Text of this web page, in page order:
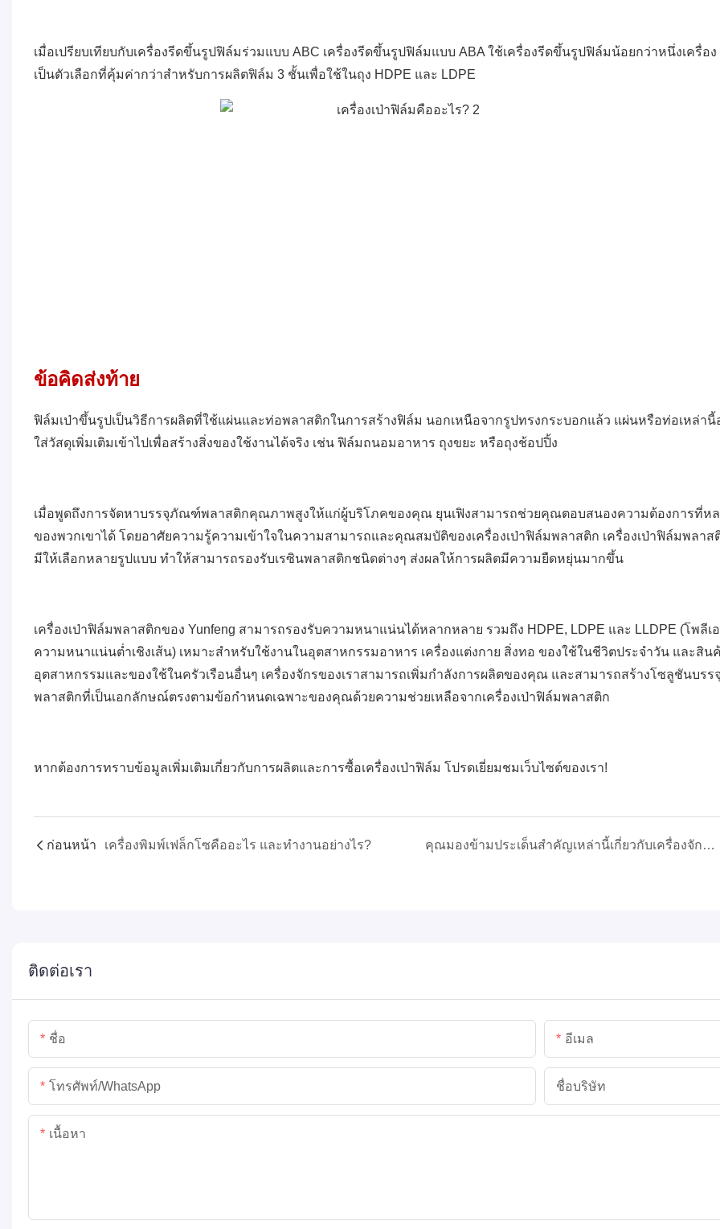
เมื่อเปรียบเทียบกับเครื่องรีดขึ้นรูปฟิล์มร่วมแบบ ABC เครื่องรีดขึ้นรูปฟิล์มแบบ ABA ใช้เครื่องรีดขึ้นรูปฟิล์มน้อยกว่าหนึ่งเครื่อง
เป็นตัวเลือกที่คุ้มค่ากว่าสำหรับการผลิตฟิล์ม 3 ชั้นเพื่อใช้ในถุง HDPE และ LDPE
ข้อคิดส่งท้าย
ฟิล์มเป่าขึ้นรูปเป็นวิธีการผลิตที่ใช้แผ่นและท่อพลาสติกในการสร้างฟิล์ม นอกเหนือจากรูปทรงกระบอกแล้ว แผ่นหรือท่อเหล่านี้
ใส่วัสดุเพิ่มเติมเข้าไปเพื่อสร้างสิ่งของใช้งานได้จริง เช่น ฟิล์มถนอมอาหาร ถุงขยะ หรือถุงช้อปปิ้ง
เมื่อพูดถึงการจัดหาบรรจุภัณฑ์พลาสติกคุณภาพสูงให้แก่ผู้บริโภคของคุณ ยุนเฟิงสามารถช่วยคุณตอบสนองความต้องการที่ห
ของพวกเขาได้ โดยอาศัยความรู้ความเข้าใจในความสามารถและคุณสมบัติของเครื่องเป่าฟิล์มพลาสติก เครื่องเป่าฟิล์มพลาส
มีให้เลือกหลายรูปแบบ ทำให้สามารถรองรับเรซินพลาสติกชนิดต่างๆ ส่งผลให้การผลิตมีความยืดหยุ่นมากขึ้น
เครื่องเป่าฟิล์มพลาสติกของ Yunfeng สามารถรองรับความหนาแน่นได้หลากหลาย รวมถึง HDPE, LDPE และ LLDPE (โพลีเ
ความหนาแน่นต่ำเชิงเส้น) เหมาะสำหรับใช้งานในอุตสาหกรรมอาหาร เครื่องแต่งกาย สิ่งทอ ของใช้ในชีวิตประจำวัน และสิน
อุตสาหกรรมและของใช้ในครัวเรือนอื่นๆ เครื่องจักรของเราสามารถเพิ่มกำลังการผลิตของคุณ และสามารถสร้างโซลูชันบร
พลาสติกที่เป็นเอกลักษณ์ตรงตามข้อกำหนดเฉพาะของคุณด้วยความช่วยเหลือจากเครื่องเป่าฟิล์มพลาสติก
หากต้องการทราบข้อมูลเพิ่มเติมเกี่ยวกับการผลิตและการซื้อเครื่องเป่าฟิล์ม โปรดเยี่ยมชมเว็บไซต์ของเรา!
ก่อนหน้า เครื่องพิมพ์เฟล็กโซคืออะไร และทำงานอย่างไร? คุณมองข้ามประเด็นสำคัญเหล่านี้เกี่ยวกับเครื่องจักรผลิตฟิล์มเป่าขึ้นรูปหรือไม่?
ติดต่อเรา
ชื่อ อีเมล
โทรศัพท์/WhatsApp ชื่อบริษัท
เนื้อหา